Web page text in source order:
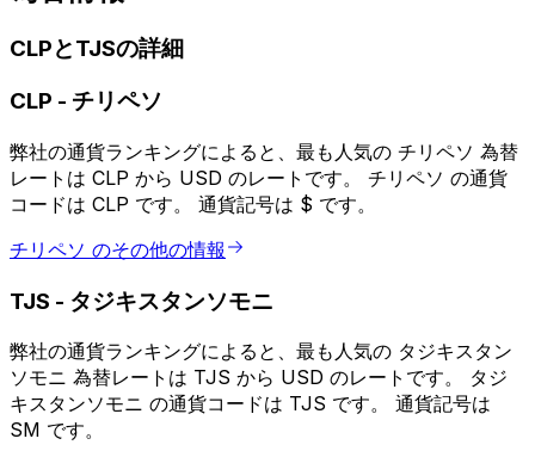
CLPとTJSの詳細
CLP - チリペソ
弊社の通貨ランキングによると、最も人気の チリペソ 為替
レートは CLP から USD のレートです。 チリペソ の通貨
コードは CLP です。 通貨記号は $ です。
チリペソ のその他の情報
TJS - タジキスタンソモニ
弊社の通貨ランキングによると、最も人気の タジキスタン
ソモニ 為替レートは TJS から USD のレートです。 タジ
キスタンソモニ の通貨コードは TJS です。 通貨記号は
SM です。